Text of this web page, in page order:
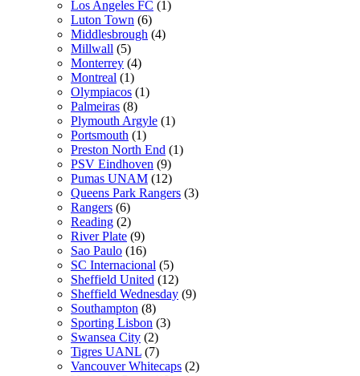
Los Angeles FC (1)
Luton Town (6)
Middlesbrough (4)
Millwall (5)
Monterrey (4)
Montreal (1)
Olympiacos (1)
Palmeiras (8)
Plymouth Argyle (1)
Portsmouth (1)
Preston North End (1)
PSV Eindhoven (9)
Pumas UNAM (12)
Queens Park Rangers (3)
Rangers (6)
Reading (2)
River Plate (9)
Sao Paulo (16)
SC Internacional (5)
Sheffield United (12)
Sheffield Wednesday (9)
Southampton (8)
Sporting Lisbon (3)
Swansea City (2)
Tigres UANL (7)
Vancouver Whitecaps (2)